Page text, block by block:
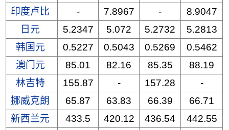
印度卢比
- 7.8967 -
8.9047
日元
5.2347 5.072 5.2732
5.2813
韩国元
0.5227 0.5043 0.5269
0.5462
澳门元
85.01 82.16 85.35
88.19
林吉特
155.87 - 157.28
-
挪威克朗
65.87 63.83 66.39
66.71
新西兰元
433.5 420.12 436.54
442.55